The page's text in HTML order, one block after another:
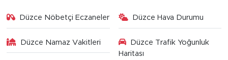
Düzce Nöbetçi Eczaneler Düzce Hava Durumu
Düzce Namaz Vakitleri
Düzce Trafik Yoğunluk
Haritası